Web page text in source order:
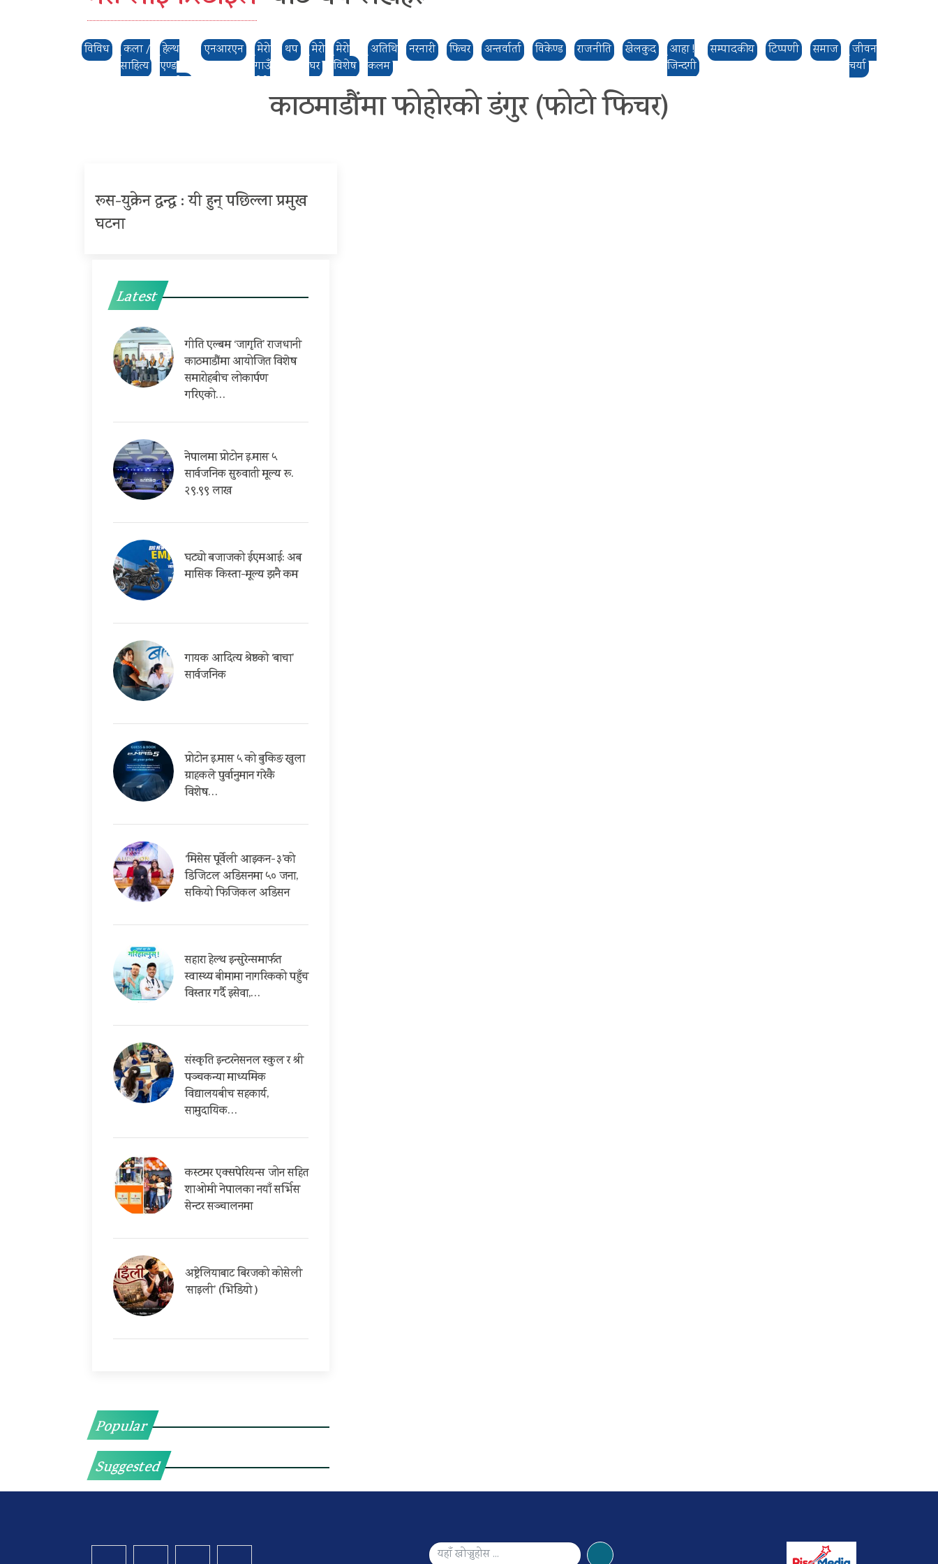
विविध
कला /
साहित्य
हेल्थ
एण्ड
एनआरएन
मेरो
गाउँ
ठाउँ
थप
मेरो
घर
मेरो
विशेष
अतिथि
कलम
नरनारी फिचर अन्तर्वार्ता विकेण्ड राजनीति खेलकुद
आहा !
जिन्दगी
सम्पादकीय टिप्पणी समाज
जीवन
चर्या
काठमाडौंमा फोहोरको डंगुर (फोटो फिचर)
रूस-युक्रेन द्वन्द्व : यी हुन् पछिल्ला प्रमुख
घटना
Latest
गीति एल्बम ‘जागृति’ राजधानी
काठमाडौंमा आयोजित विशेष
समारोहबीच लोकार्पण
गरिएको…
नेपालमा प्रोटोन इ.मास ५
सार्वजनिक सुरुवाती मूल्य रू.
२९.९९ लाख
घट्यो बजाजको ईएमआई: अब
मासिक किस्ता-मूल्य झनै कम
गायक आदित्य श्रेष्ठको ‘बाचा’
सार्वजनिक
प्रोटोन इ.मास ५ को बुकिङ खुला
ग्राहकले पुर्वानुमान गरेकै
विशेष…
‘मिसेस पूर्वेली आइकन-३’को
डिजिटल अडिसनमा ५० जना,
सकियो फिजिकल अडिसन
सहारा हेल्थ इन्सुरेन्समार्फत
स्वास्थ्य बीमामा नागरिकको पहुँच
विस्तार गर्दै इसेवा,…
संस्कृति इन्टरनेसनल स्कुल र श्री
पञ्चकन्या माध्यमिक
विद्यालयबीच सहकार्य,
सामुदायिक…
कस्टमर एक्सपेरियन्स जोन सहित
शाओमी नेपालका नयाँ सर्भिस
सेन्टर सञ्चालनमा
अष्ट्रेलियाबाट बिरजको कोसेली
‘साइली’ (भिडियो )
Popular
Suggested